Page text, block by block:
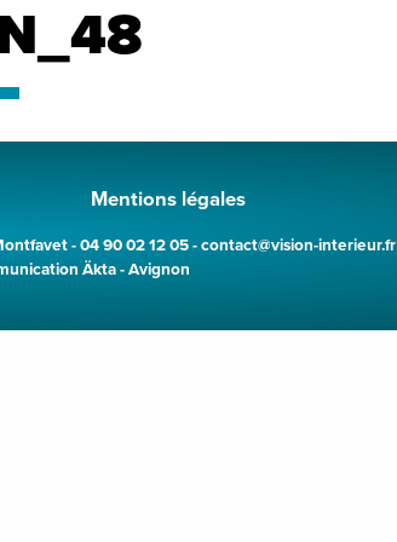
Mentions légales
- 04 90 02 12 05 - contact@vision-interieur.fr
Äkta - Avignon